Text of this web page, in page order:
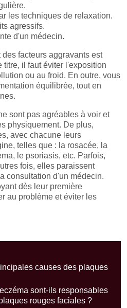
les techniques de relaxation.
agressifs.
d'un médecin.
facteurs aggravants est
il faut éviter l'exposition
ou au froid. En outre, vous
équilibrée, tout en
sont pas agréables à voir et
physiquement. De plus,
avec chacune leurs
telles que : la rosacée, la
le psoriasis, etc. Parfois,
fois, elles paraissent
consultation d'un médecin.
dès leur première
au problème et éviter les
causes des plaques
sont-ils responsables
rouges faciales ?